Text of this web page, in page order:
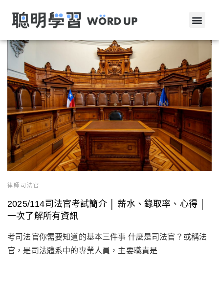
律師司法官
2025/114司法官考試簡介 │ 薪水、錄取率、心得 │
一次了解所有資訊
考司法官你需要知道的基本三件事 什麼是司法官？或稱法
官，是司法體系中的專業人員，主要職責是